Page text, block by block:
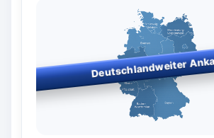
Deutschlandweiter